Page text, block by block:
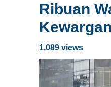
Ribuan
1,089 views